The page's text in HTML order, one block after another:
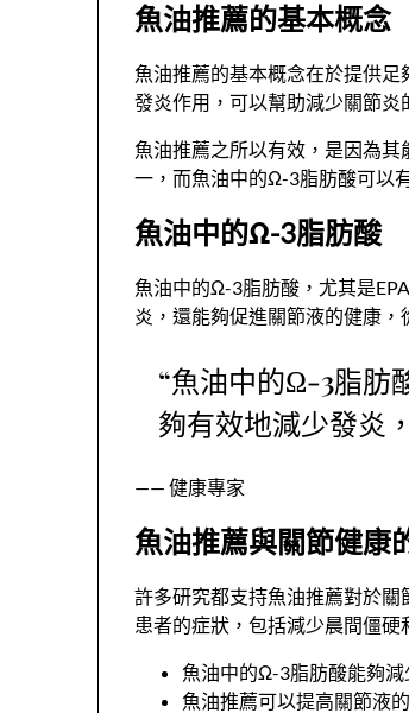
魚油推薦的基本概念
魚油推薦的基本概念在於提供
發炎作用，可以幫助減少關節炎
魚油推薦之所以有效，是因為
一，而魚油中的Ω-3脂肪酸可以
魚油中的Ω-3脂肪酸
魚油中的Ω-3脂肪酸，尤其是
炎，還能夠促進關節液的健康，
“魚油中的Ω-3脂肪
夠有效地減少發炎
—— 健康專家
魚油推薦與關節健康
許多研究都支持魚油推薦對於
患者的症狀，包括減少晨間僵硬
魚油中的Ω-3脂肪酸能夠減
魚油推薦可以提高關節液